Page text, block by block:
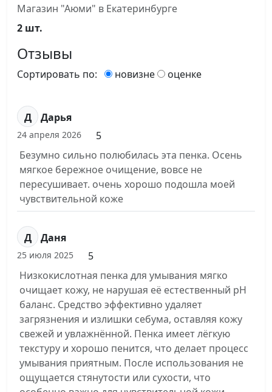
Магазин "Аюми" в Екатеринбурге
2 шт.
Отзывы
Сортировать по: новизне оценке
Д Дарья
24 апреля 2026
5
Безумно сильно полюбилась эта пенка. Осень
мягкое бережное очищение, вовсе не
пересушивает. очень хорошо подошла моей
чувствительной коже
Д Даня
25 июля 2025
5
Низкокислотная пенка для умывания мягко
очищает кожу, не нарушая её естественный pH
баланс. Средство эффективно удаляет
загрязнения и излишки себума, оставляя кожу
свежей и увлажнённой. Пенка имеет лёгкую
текстуру и хорошо пенится, что делает процесс
умывания приятным. После использования не
ощущается стянутости или сухости, что